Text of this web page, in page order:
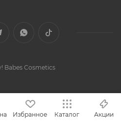
Babes Cosmetics
Избранное Каталог Акции